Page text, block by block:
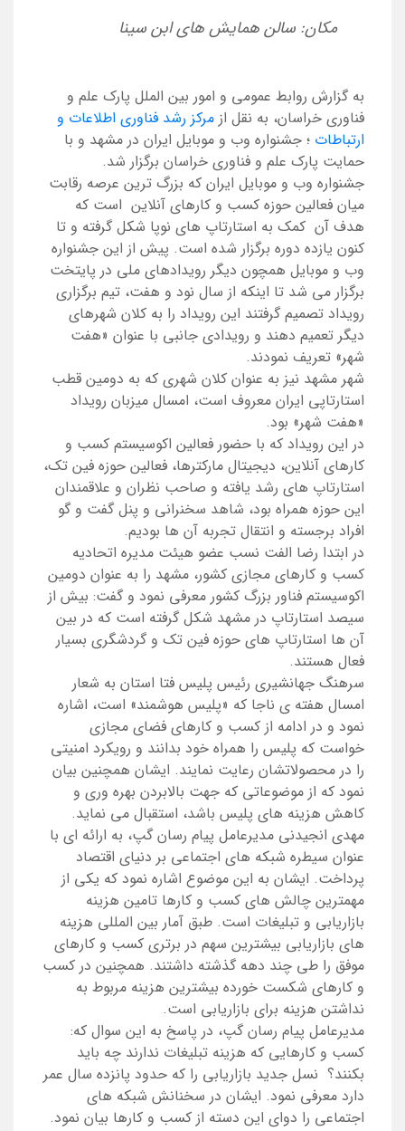
مکان: سالن همایش های ابن سینا
به گزارش روابط عمومی و امور بین الملل پارک علم و
فناوری خراسان، به نقل از مرکز رشد فناوری اطلاعات و
ارتباطات ؛ جشنواره وب و موبایل ایران در مشهد و با
حمایت پارک علم و فناوری خراسان برگزار شد.
جشنواره وب و موبایل ایران که بزرگ ترین عرصه رقابت
میان فعالین حوزه کسب و کارهای آنلاین است که
هدف آن کمک به استارتاپ های نوپا شکل گرفته و تا
کنون یازده دوره برگزار شده است. پیش از این جشنواره
وب و موبایل همچون دیگر رویدادهای ملی در پایتخت
برگزار می شد تا اینکه از سال نود و هفت، تیم برگزاری
رویداد تصمیم گرفتند این رویداد را به کلان شهرهای
دیگر تعمیم دهند و رویدادی جانبی با عنوان «هفت
شهر» تعریف نمودند.
شهر مشهد نیز به عنوان کلان شهری که به دومین قطب
استارتاپی ایران معروف است، امسال میزبان رویداد
«هفت شهر» بود.
در این رویداد که با حضور فعالین اکوسیستم کسب و
کارهای آنلاین، دیجیتال مارکترها، فعالین حوزه فین تک،
استارتاپ های رشد یافته و صاحب نظران و علاقمندان
این حوزه همراه بود، شاهد سخنرانی و پنل گفت و گو
افراد برجسته و انتقال تجربه آن ها بودیم.
در ابتدا رضا الفت نسب عضو هیئت مدیره اتحادیه
کسب و کارهای مجازی کشور، مشهد را به عنوان دومین
اکوسیستم فناور بزرگ کشور معرفی نمود و گفت: بیش از
سیصد استارتاپ در مشهد شکل گرفته است که در بین
آن ها استارتاپ های حوزه فین تک و گردشگری بسیار
فعال هستند.
سرهنگ جهانشیری رئیس پلیس فتا استان به شعار
امسال هفته ی ناجا که «پلیس هوشمند» است، اشاره
نمود و در ادامه از کسب و کارهای فضای مجازی
خواست که پلیس را همراه خود بدانند و رویکرد امنیتی
را در محصولاتشان رعایت نمایند. ایشان همچنین بیان
نمود که از موضوعاتی که جهت بالابردن بهره وری و
کاهش هزینه های پلیس باشد، استقبال می نماید.
مهدی انجیدنی مدیرعامل پیام رسان گپ، به ارائه ای با
عنوان سیطره شبکه های اجتماعی بر دنیای اقتصاد
پرداخت. ایشان به این موضوع اشاره نمود که یکی از
مهمترین چالش های کسب و کارها تامین هزینه
بازاریابی و تبلیغات است. طبق آمار بین المللی هزینه
های بازاریابی بیشترین سهم در برتری کسب و کارهای
موفق را طی چند دهه گذشته داشتند. همچنین در کسب
و کارهای شکست خورده بیشترین هزینه مربوط به
نداشتن هزینه برای بازاریابی است.
مدیرعامل پیام رسان گپ، در پاسخ به این سوال که:
کسب و کارهایی که هزینه تبلیغات ندارند چه باید
بکنند؟ نسل جدید بازاریابی را که حدود پانزده سال عمر
دارد معرفی نمود. ایشان در سخنانش شبکه های
اجتماعی را دوای این دسته از کسب و کارها بیان نمود.